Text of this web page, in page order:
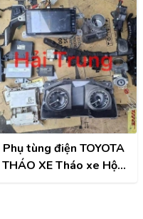
Phụ tùng điện TOYOTA
THÁO XE Tháo xe Hộp